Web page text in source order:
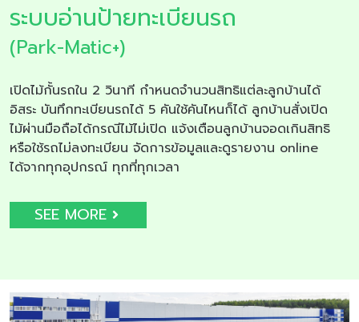
ระบบอ่านป้ายทะเบียนรถ
(Park-Matic+)
เปิดไม้กั้นรถใน 2 วินาที กำหนดจำนวนสิทธิแต่ละลูกบ้านได้
อิสระ บันทึกทะเบียนรถได้ 5 คันใช้คันไหนก็ได้ ลูกบ้านสั่งเปิด
ไม้ผ่านมือถือได้กรณีไม้ไม่เปิด แจ้งเตือนลูกบ้านจอดเกินสิทธิ
หรือใช้รถไม่ลงทะเบียน จัดการข้อมูลและดูรายงาน online
ได้จากทุกอุปกรณ์ ทุกที่ทุกเวลา
SEE MORE